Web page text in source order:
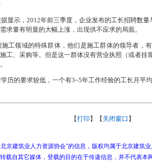
显示， 2012年前三季度，企业发布的工长招聘数
求量有明显的大幅上涨，出现供不应求的局面。
工领域的特殊群体，他们是施工群体的领导者，
工、采购等。但是这一群体没有营业执照（或者
历的要求较低，一个有3~5年工作经验的工长月平
【打印 】【 关闭窗口 】
京建筑业人力资源协会”的信息，版权均属于北京建筑
载自其它媒体，登载的目的在于传递信息，并不代表本